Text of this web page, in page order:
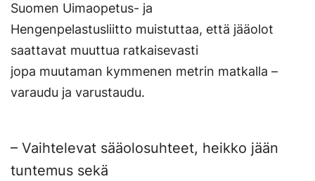
Suomen Uimaopetus- ja
Hengenpelastusliitto muistuttaa, että jääolot
saattavat muuttua ratkaisevasti
jopa muutaman kymmenen metrin matkalla –
varaudu ja varustaudu.
– Vaihtelevat sääolosuhteet, heikko jään
tuntemus sekä